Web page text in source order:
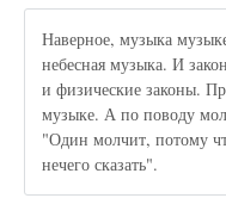
Наверное, музыка
небесная музыка. И
и физические законы.
музыке. А по поводу
"Один молчит, потому
нечего сказать".